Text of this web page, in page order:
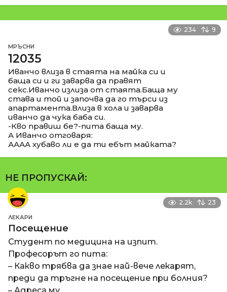
234 9
МРЪСНИ
12035
Иванчо влиза в стаята на майка си и
баща си и ги заварва да правят
секс.Иванчо излиза от стаята.Баща му
става и той и започва да го търси из
апартамента.Влиза в хола и заварва
иванчо да чука баба си.
-Кво правиш бе?-пита баща му.
А Иванчо отговаря:
АААА хубаво ли е да ти ебът майката?
НЕ ПРОПУСКАЙ:
2.2k 23
ЛЕКАРИ
Посещение
Студент по медицина на изпит.
Професорът го пита:
– Какво трябва да знае най-вече лекарят,
преди да тръгне на посещение при болния?